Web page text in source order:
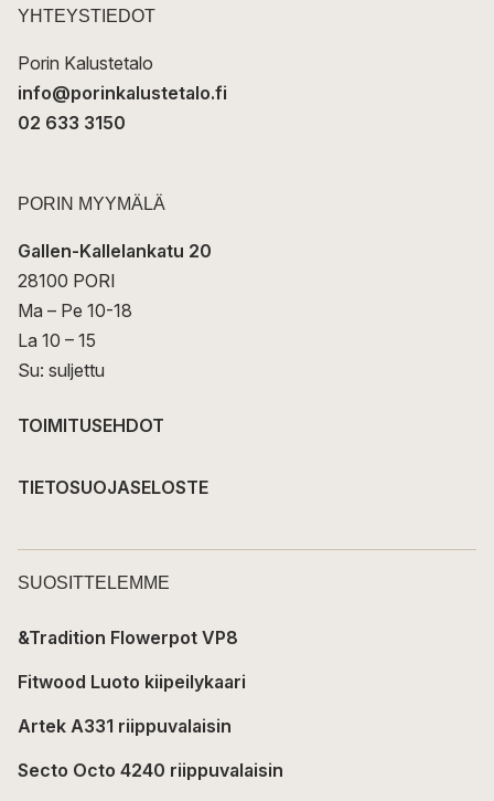
t
YHTEYSTIEDOT
Porin Kalustetalo
info@porinkalustetalo.fi
02 633 3150
PORIN MYYMÄLÄ
Gallen-Kallelankatu 20
28100 PORI
Ma – Pe 10-18
La 10 – 15
Su: suljettu
TOIMITUSEHDOT
TIETOSUOJASELOSTE
SUOSITTELEMME
&Tradition Flowerpot VP8
Fitwood Luoto kiipeilykaari
Artek A331 riippuvalaisin
Secto Octo 4240 riippuvalaisin